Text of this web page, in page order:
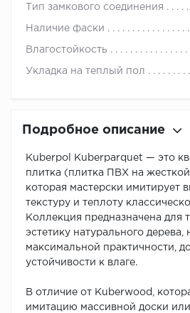
Тип замкового соединения
Наличие фаски
Влагостойкость
Укладка на теплый пол
Подробное описание
Kuberpol Kuberparquet — это
плитка (плитка ПВХ на жесткой
которая мастерски имитирует
текстуру и теплоту
Коллекция предназначена для
эстетику натурального дерева,
максимальной практичности,
устойчивости к влаге.
В отличие от Kuberwood,
имитацию массивной доски